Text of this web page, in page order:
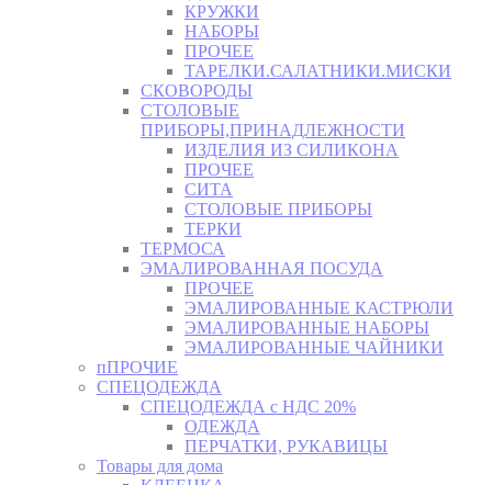
КРУЖКИ
НАБОРЫ
ПРОЧЕЕ
ТАРЕЛКИ.САЛАТНИКИ.МИСКИ
СКОВОРОДЫ
СТОЛОВЫЕ
ПРИБОРЫ,ПРИНАДЛЕЖНОСТИ
ИЗДЕЛИЯ ИЗ СИЛИКОНА
ПРОЧЕЕ
СИТА
СТОЛОВЫЕ ПРИБОРЫ
ТЕРКИ
ТЕРМОСА
ЭМАЛИРОВАННАЯ ПОСУДА
ПРОЧЕЕ
ЭМАЛИРОВАННЫЕ КАСТРЮЛИ
ЭМАЛИРОВАННЫЕ НАБОРЫ
ЭМАЛИРОВАННЫЕ ЧАЙНИКИ
пПРОЧИЕ
СПЕЦОДЕЖДА
СПЕЦОДЕЖДА с НДС 20%
ОДЕЖДА
ПЕРЧАТКИ, РУКАВИЦЫ
Товары для дома